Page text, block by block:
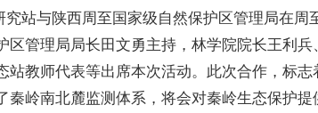
站与陕西周至国家级自然保护区管理局在周
管理局局长田文勇主持，林学院院长王利
教师代表等出席本次活动。此次合作，标
岭南北麓监测体系，将会对秦岭生态保护